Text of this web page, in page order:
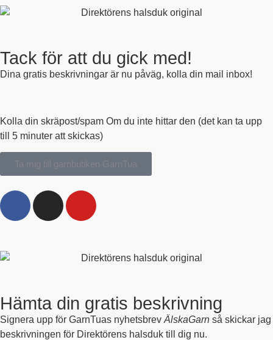
Tack för att du gick med!
Dina gratis beskrivningar är nu påväg, kolla din mail inbox!
Kolla din skräpost/spam Om du inte hittar den (det kan ta upp
till 5 minuter att skickas)
Ta mig till garnbutiken GarnTua
Hämta din gratis beskrivning
Signera upp för GarnTuas nyhetsbrev ÄlskaGarn så skickar jag
beskrivningen för Direktörens halsduk till dig nu.